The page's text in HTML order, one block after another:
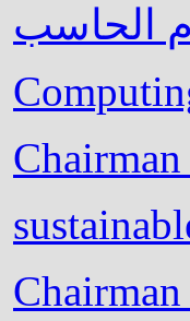
الحاسب